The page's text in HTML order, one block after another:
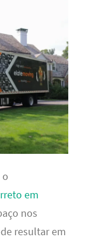
em
nos
resultar em